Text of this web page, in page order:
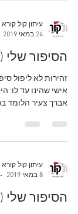
עיתון קול קורא
24 במאי 2019
הסיפור
זהירות לא ליפול
אישי שהינו עד לו:
אברך צעיר הלומד
עיתון קול קורא
8 במאי 2019
הסיפור